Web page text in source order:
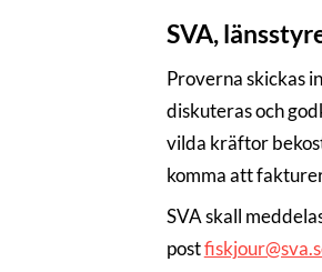
SVA,
Proverna skickas
diskuteras och
vilda kräftor
komma att
SVA skall
post